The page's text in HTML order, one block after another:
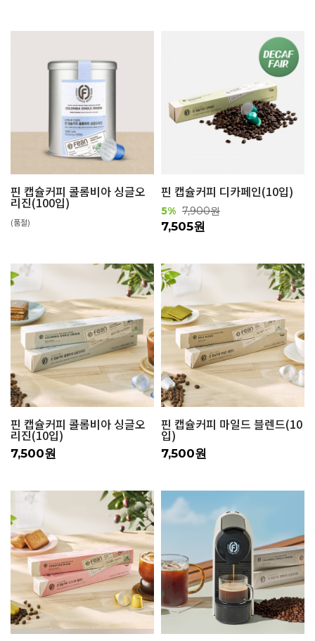
핀 캡슐커피 콜롬비아 싱글오
리진(100입)
(품절)
핀 캡슐커피 디카페인(10입)
5% 7,900원
7,505원
핀 캡슐커피 콜롬비아 싱글오
리진(10입)
7,500원
핀 캡슐커피 마일드 블렌드(10
입)
7,500원